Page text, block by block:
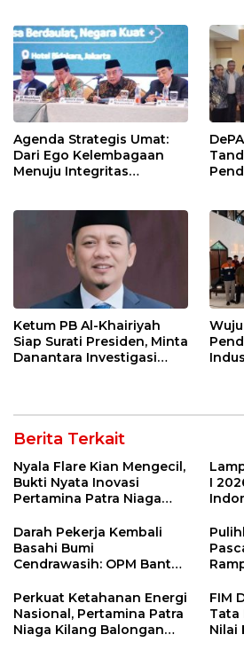
Agenda Strategis Umat:
Dari Ego Kelembagaan
Menuju Integritas
Ketum PB Al-Khairiyah
Siap Surati Presiden, Minta
Danantara Investigasi
Berita Terkait
Nyala Flare Kian Mengecil,
Bukti Nyata Inovasi
Pertamina Patra Niaga
Net Zero Emission 2060
I
Darah Pekerja Kembali
Basahi Bumi
Cendrawasih: OPM Bantai
di Tolikara!
Perkuat Ketahanan Energi
Nasional, Pertamina Patra
Niaga Kilang Balongan
FIM
Tata
Nilai